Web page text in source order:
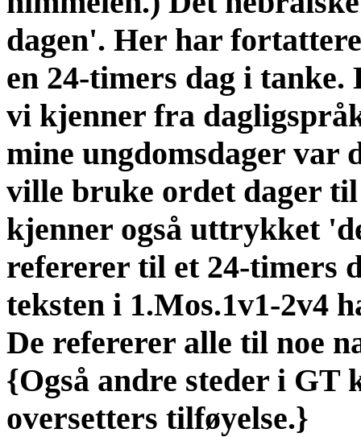
dagen'. Her har
en 24-timers dag i
vi kjenner fra
mine ungdomsdager var
ville bruke ordet dager
kjenner også uttrykket
refererer til et 24-timers
teksten i 1.Mos.1v1-2v4
De refererer alle til noe
{Også andre steder i GT
oversetters tilføyelse.}